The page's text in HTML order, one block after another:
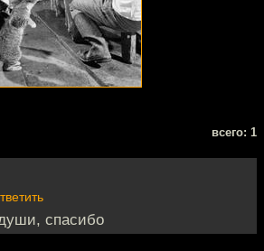
всего: 1
спасибо